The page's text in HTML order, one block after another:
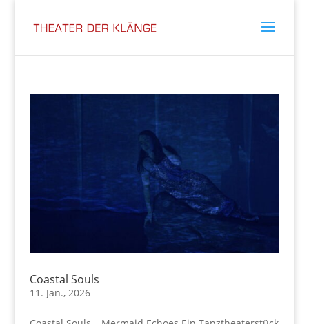
Coastal Souls
11. Jan., 2026